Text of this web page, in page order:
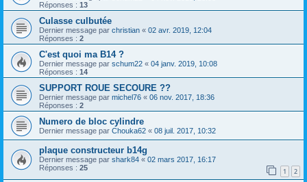
Réponses : 13
Culasse culbutée
Dernier message par christian « 02 avr. 2019, 12:04
Réponses : 2
C'est quoi ma B14 ?
Dernier message par schum22 « 04 janv. 2019, 10:08
Réponses : 14
SUPPORT ROUE SECOURE ??
Dernier message par michel76 « 06 nov. 2017, 18:36
Réponses : 2
Numero de bloc cylindre
Dernier message par Chouka62 « 08 juil. 2017, 10:32
plaque constructeur b14g
Dernier message par shark84 « 02 mars 2017, 16:17
Réponses : 25 1 2